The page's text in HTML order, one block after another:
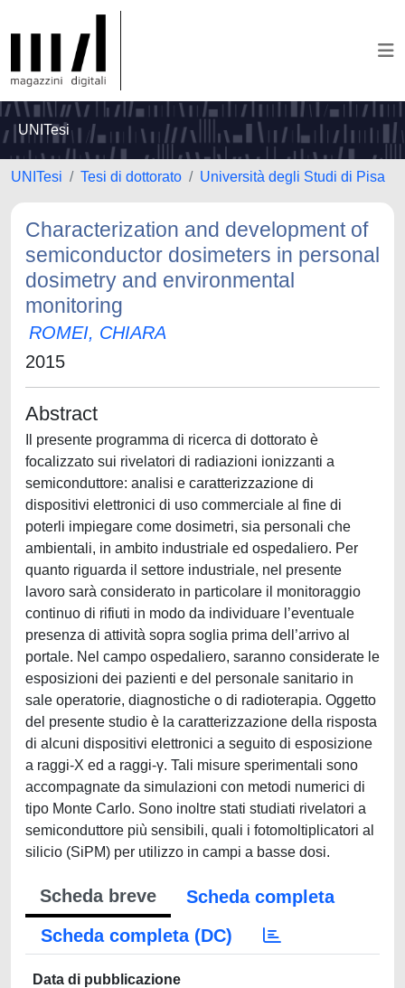
UNITesi
UNITesi Tesi di dottorato Università degli Studi di Pisa
Characterization and development of
semiconductor dosimeters in personal
dosimetry and environmental
monitoring
ROMEI, CHIARA
2015
Abstract
Il presente programma di ricerca di dottorato è
focalizzato sui rivelatori di radiazioni ionizzanti a
semiconduttore: analisi e caratterizzazione di
dispositivi elettronici di uso commerciale al fine di
poterli impiegare come dosimetri, sia personali che
ambientali, in ambito industriale ed ospedaliero. Per
quanto riguarda il settore industriale, nel presente
lavoro sarà considerato in particolare il monitoraggio
continuo di rifiuti in modo da individuare l’eventuale
presenza di attività sopra soglia prima dell’arrivo al
portale. Nel campo ospedaliero, saranno considerate le
esposizioni dei pazienti e del personale sanitario in
sale operatorie, diagnostiche o di radioterapia. Oggetto
del presente studio è la caratterizzazione della risposta
di alcuni dispositivi elettronici a seguito di esposizione
a raggi-X ed a raggi-γ. Tali misure sperimentali sono
accompagnate da simulazioni con metodi numerici di
tipo Monte Carlo. Sono inoltre stati studiati rivelatori a
semiconduttore più sensibili, quali i fotomoltiplicatori al
silicio (SiPM) per utilizzo in campi a basse dosi.
Scheda breve
Scheda completa
Scheda completa (DC)
Data di pubblicazione